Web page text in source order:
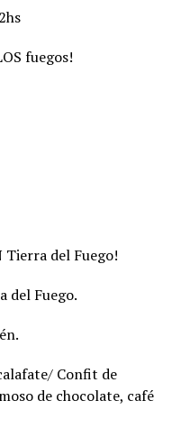
fuegos!
Tierra del Fuego!
del Fuego.
Confit de
de chocolate, café